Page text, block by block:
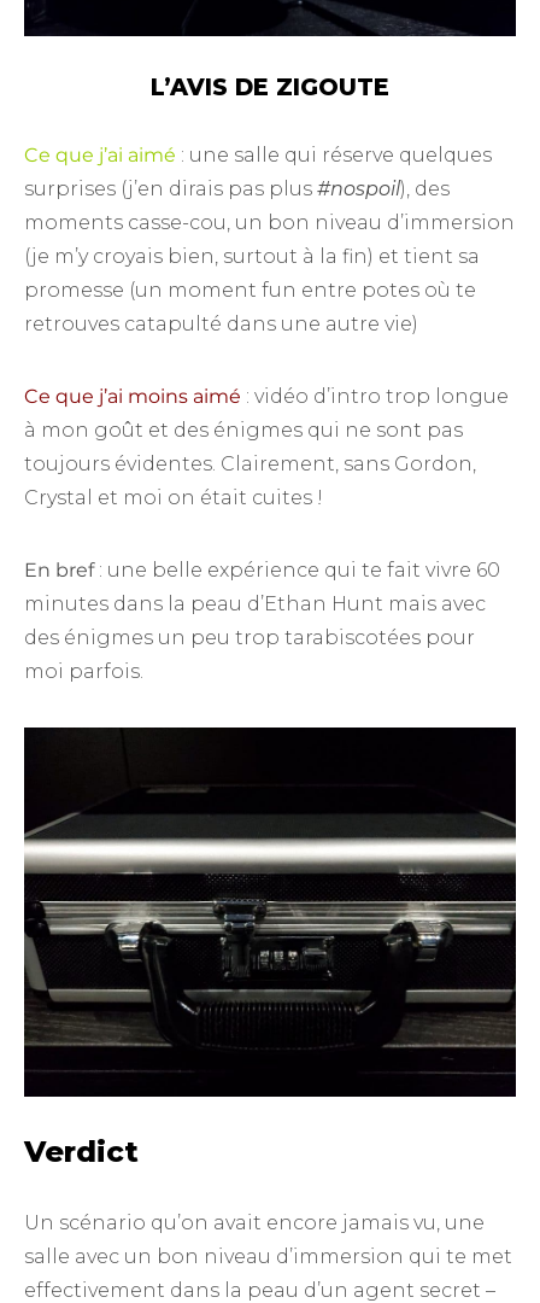
L’AVIS DE ZIGOUTE
Ce que j’ai aimé : une salle qui réserve quelques
surprises (j’en dirais pas plus #nospoil), des
moments casse-cou, un bon niveau d’immersion
(je m’y croyais bien, surtout à la fin) et tient sa
promesse (un moment fun entre potes où te
retrouves catapulté dans une autre vie)
Ce que j’ai moins aimé : vidéo d’intro trop longue
à mon goût et des énigmes qui ne sont pas
toujours évidentes. Clairement, sans Gordon,
Crystal et moi on était cuites !
En bref: une belle expérience qui te fait vivre 60
minutes dans la peau d’Ethan Hunt mais avec
des énigmes un peu trop tarabiscotées pour
moi parfois.
Verdict
Un scénario qu’on avait encore jamais vu, une
salle avec un bon niveau d’immersion qui te met
effectivement dans la peau d’un agent secret –